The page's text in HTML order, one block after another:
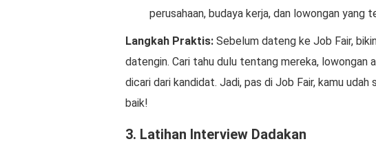
perusahaan, budaya kerja, dan lowongan yang
Langkah Praktis: Sebelum dateng ke Job Fair,
datengin. Cari tahu dulu tentang mereka, lowongan
dicari dari kandidat. Jadi, pas di Job Fair, kamu
baik!
3. Latihan Interview Dadakan